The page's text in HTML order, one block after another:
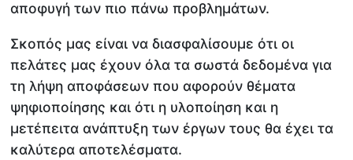
αποφυγή των πιο πάνω προβλημάτων.
Σκοπός μας είναι να διασφαλίσουμε ότι οι
πελάτες μας έχουν όλα τα σωστά δεδομένα για
τη λήψη αποφάσεων που αφορούν θέματα
ψηφιοποίησης και ότι η υλοποίηση και η
μετέπειτα ανάπτυξη των έργων τους θα έχει τα
καλύτερα αποτελέσματα.